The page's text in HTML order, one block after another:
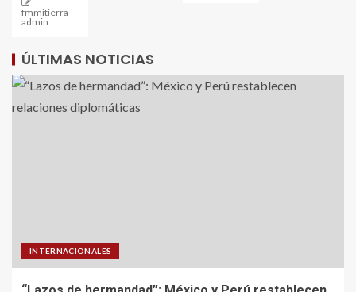
fmmitierra
admin
ÚLTIMAS NOTICIAS
INTERNACIONALES